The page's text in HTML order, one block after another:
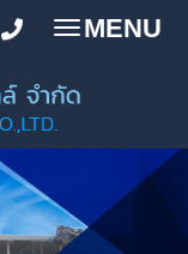
Toggle
MENU